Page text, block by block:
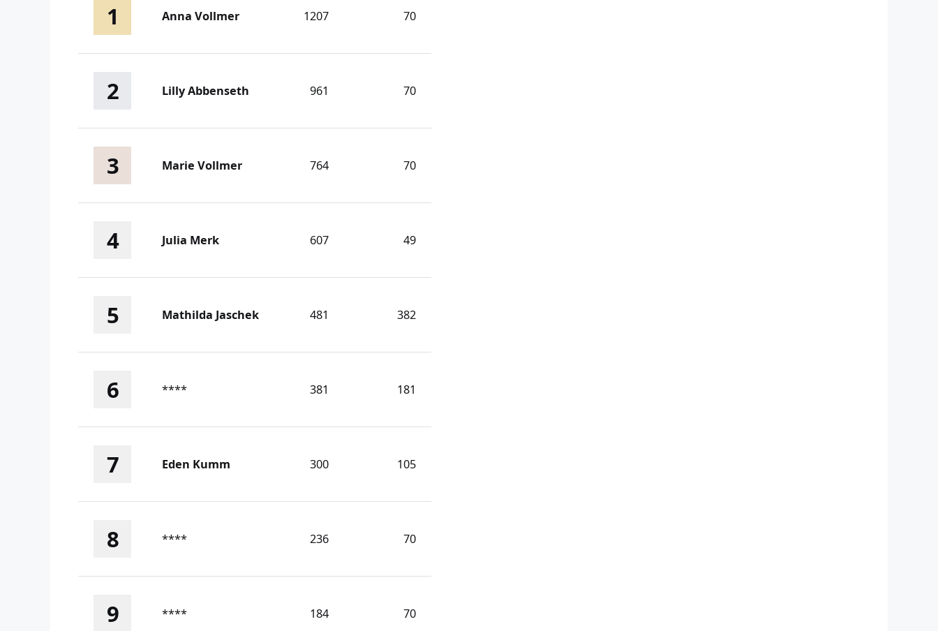
1 Anna Vollmer 1207 70
2 Lilly Abbenseth 961 70
3 Marie Vollmer 764 70
4 Julia Merk 607 49
5 Mathilda Jaschek 481 382
6 **** 381 181
7 Eden Kumm 300 105
8 **** 236 70
9 **** 184 70